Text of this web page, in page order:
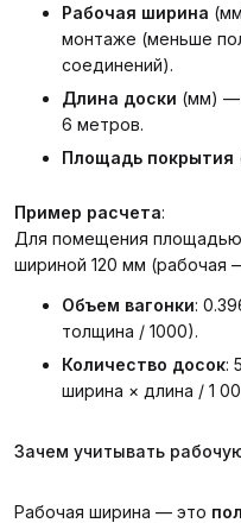
Рабочая ширина
монтаже (меньше
соединений).
Длина доски (мм) —
6 метров.
Площадь покрытия
Пример расчета:
Для помещения площадью
шириной 120 мм (рабочая
Объем вагонки:
толщина / 1000).
Количество досок:
ширина × длина / 1
Зачем учитывать
Рабочая ширина — это